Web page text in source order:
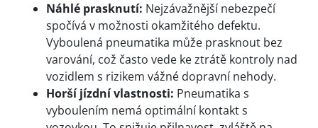
Náhlé prasknutí: Nejzávažnější nebezpečí
spočívá v možnosti okamžitého defektu.
Vyboulená pneumatika může prasknout bez
varování, což často vede ke ztrátě kontroly nad
vozidlem s rizikem vážné dopravní nehody.
Horší jízdní vlastnosti: Pneumatika s
vyboulením nemá optimální kontakt s